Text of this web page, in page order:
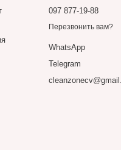
097 877-19-88
Перезвонить вам?
WhatsApp
Telegram